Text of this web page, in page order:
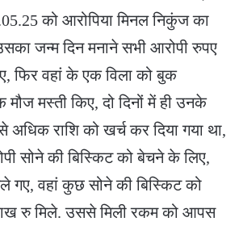
को आरोपिया मिनल निकुंज का
जन्म दिन मनाने सभी आरोपी रुपए
फिर वहां के एक विला को बुक
मौज मस्ती किए, दो दिनों में ही उनके
अधिक राशि को खर्च कर दिया गया था,
सोने की बिस्किट को बेचने के लिए,
गए, वहां कुछ सोने की बिस्किट को
रु मिले. उससे मिली रकम को आपस